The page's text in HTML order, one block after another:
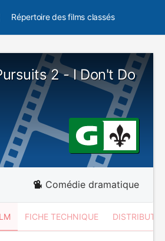
Répertoire des films classés
2 - I Don't Do
Comédie dramatique
FICHE TECHNIQUE